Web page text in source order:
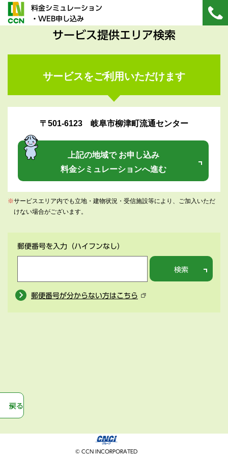
料金シミュレーション
・WEB申し込み
サービス提供エリア検索
サービスをご利用いただけます
〒501-6123 岐阜市柳津町流通センター
上記の地域で お申し込み
料金シミュレーションへ進む
※サービスエリア内でも立地・建物状況・受信施設等により、ご加入いただ
けない場合がございます。
郵便番号を入力 （ハイフンなし）
検索
郵便番号が分からない方はこちら
戻る
© CCN INCORPORATED